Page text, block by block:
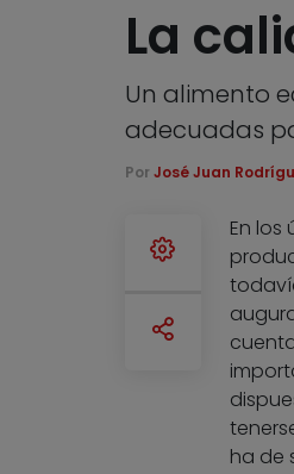
La
Un alimento
adecuadas
Por José Juan
En
ha de